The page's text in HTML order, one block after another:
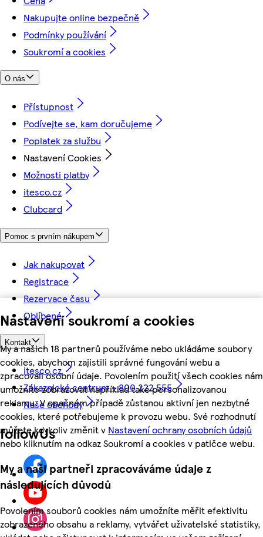
Nastavení soukromí a cookies
My a našich 18 partnerů používáme nebo ukládáme soubory
cookies, abychom zajistili správné fungování webu a
zpracovali osobní údaje. Povolením použití všech cookies nám
umožníte zobrazovat například také personalizovanou
reklamu. V opačném případě zůstanou aktivní jen nezbytné
cookies, které potřebujeme k provozu webu. Své rozhodnutí
můžete kdykoliv změnit v Nastavení ochrany osobních údajů
nebo kliknutím na odkaz Soukromí a cookies v patičce webu.
My a naši partneři zpracováváme údaje z
následujících důvodů
Povolením souborů cookies nám umožníte měřit efektivitu
zobrazeného obsahu a reklamy, vytvářet uživatelské statistiky,
Nakupujte online bezpečně
Podmínky používání
Soukromí a cookies
O nás
Přístupnost
Podívejte se, kam doručujeme
Poplatek za službu
Nastavení Cookies
Možnosti platby
itesco.cz
Clubcard
Pomoc s prvním nákupem
Jak nakupovat
Registrace
Rezervace času
Oblíbené
Kontakt
itesco.cz
Zákaznické centrum - 800 222 555
Naše obchody
followUs